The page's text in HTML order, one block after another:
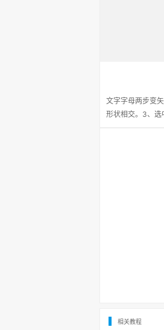
文字字母两步变
形状相交。3、选
相关教程